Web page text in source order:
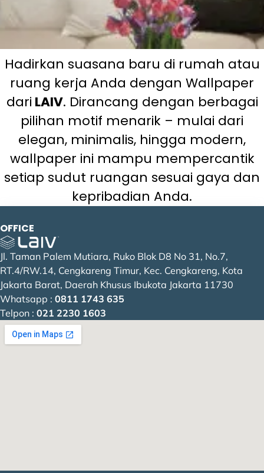
NEW AVENUE
Show More
NEW BEE II
Show More
NEW COSMOS
Show More
NEW EVANTE
Show More
NEW FACE
Show More
NEW GENERATION
Show More
NEW KIDO
Show More
NEW MILANO
Show More
NEW PAVILION II
Show More
NEW RAINBOW II
Show More
NEW STORY
Show More
NEW DREAM III
Show More
Hadirkan suasana baru di rumah atau
ruang kerja Anda dengan Wallpaper
dari LAIV. Dirancang dengan berbagai
pilihan motif menarik – mulai dari
elegan, minimalis, hingga modern,
wallpaper ini mampu mempercantik
setiap sudut ruangan sesuai gaya dan
kepribadian Anda.
OFFICE
Jl. Taman Palem Mutiara, Ruko Blok D8 No 31, No.7,
RT.4/RW.14, Cengkareng Timur, Kec. Cengkareng, Kota
Jakarta Barat, Daerah Khusus Ibukota Jakarta 11730
Whatsapp : 0811 1743 635
Telpon : 021 2230 1603